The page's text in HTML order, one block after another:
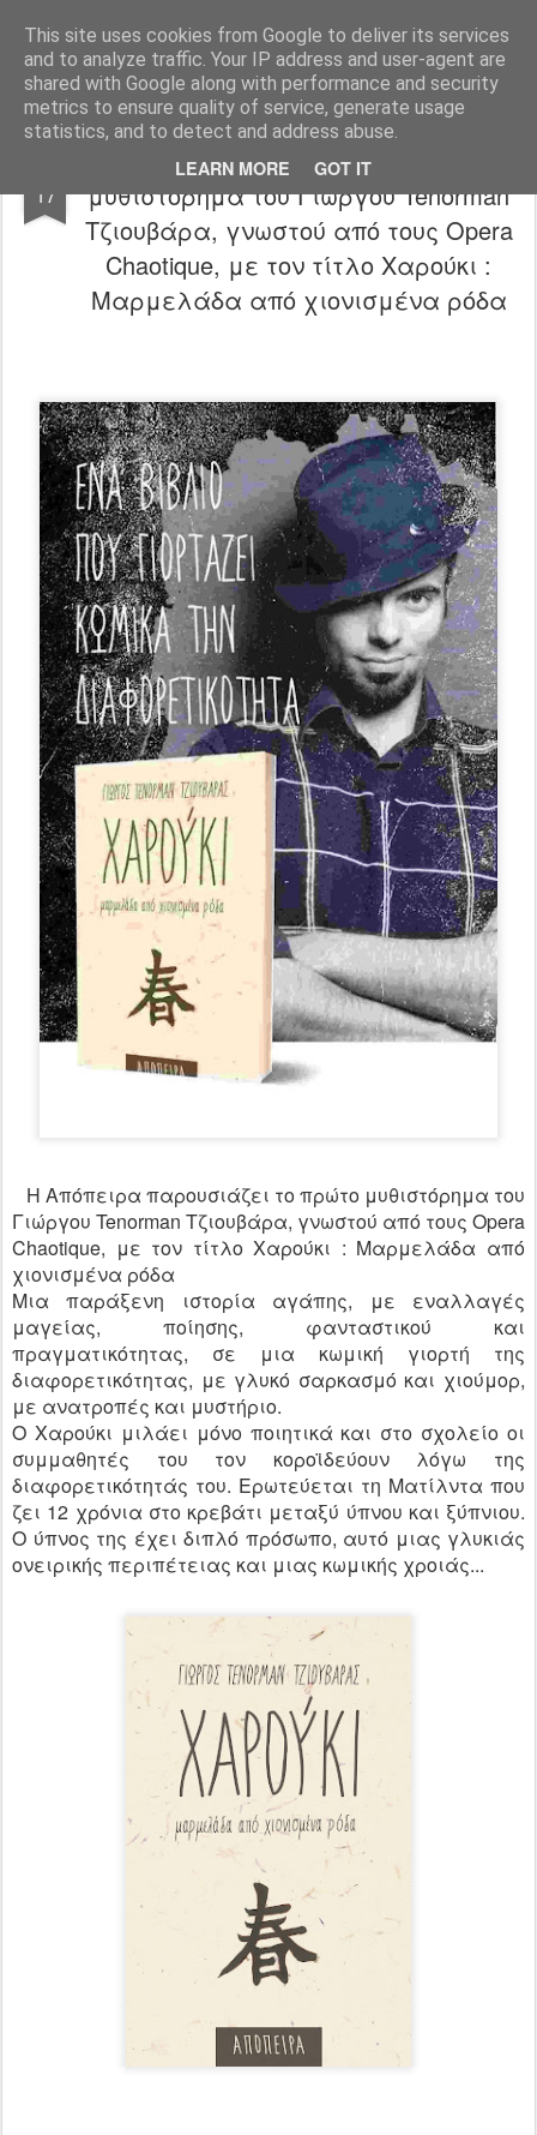
This site uses cookies from Google to deliver its services
and to analyze traffic. Your IP address and user-agent are
shared with Google along with performance and security
metrics to ensure quality of service, generate usage
statistics, and to detect and address abuse.
LEARN MORE GOT IT
"Ερασιτέχνες Άνθρωποι"
Blog Info DreamCity Φιλικά Sites
17
Η Απόπειρα παρουσιάζει το πρώτο
μυθιστόρημα του Γιώργου Tenorman
Τζιουβάρα, γνωστού από τους Opera
Chaotique, με τον τίτλο Χαρούκι :
Μαρμελάδα από χιονισμένα ρόδα
Η Απόπειρα παρουσιάζει το πρώτο μυθιστόρημα του
Γιώργου Tenorman Τζιουβάρα, γνωστού από τους Opera
Chaotique, με τον τίτλο Χαρούκι : Μαρμελάδα από
χιονισμένα ρόδα
Μια παράξενη ιστορία αγάπης, με εναλλαγές
μαγείας, ποίησης, φανταστικού και
πραγματικότητας, σε μια κωμική γιορτή της
διαφορετικότητας, με γλυκό σαρκασμό και χιούμορ,
με ανατροπές και μυστήριο.
Ο Χαρούκι μιλάει μόνο ποιητικά και στο σχολείο οι
συμμαθητές του τον κοροϊδεύουν λόγω της
διαφορετικότητάς του. Ερωτεύεται τη Ματίλντα που
ζει 12 χρόνια στο κρεβάτι μεταξύ ύπνου και ξύπνιου.
Ο ύπνος της έχει διπλό πρόσωπο, αυτό μιας γλυκιάς
ονειρικής περιπέτειας και μιας κωμικής χροιάς...